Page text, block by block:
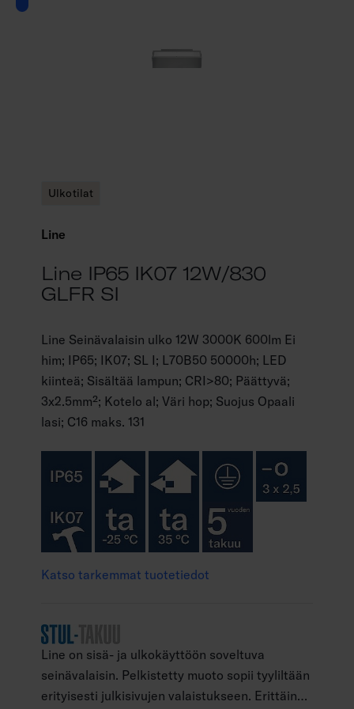
Ulkotilat
Line
Line IP65 IK07 12W/830
GLFR SI
Line Seinävalaisin ulko 12W 3000K 600lm Ei
him; IP65; IK07; SL I; L70B50 50000h; LED
kiinteä; Sisältää lampun; CRI>80; Päättyvä;
3x2.5mm²; Kotelo al; Väri hop; Suojus Opaali
lasi; C16 maks. 131
Katso tarkemmat tuotetiedot
Line on sisä- ja ulkokäyttöön soveltuva
seinävalaisin. Pelkistetty muoto sopii tyyliltään
erityisesti julkisivujen valaistukseen. Erittäin